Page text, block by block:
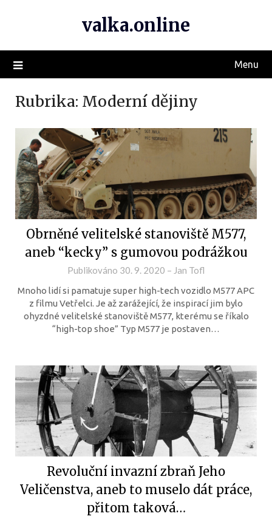
valka.online
Menu
Rubrika: Moderní dějiny
Obrněné velitelské stanoviště M577,
aneb “kecky” s gumovou podrážkou
Publikováno 30. 9. 2020 – Jan Tofl
Mnoho lidí si pamatuje super high-tech vozidlo M577 APC
z filmu Vetřelci. Je až zarážející, že inspirací jim bylo
ohyzdné velitelské stanoviště M577, kterému se říkalo
“high-top shoe” Typ M577 je postaven…
Revoluční invazní zbraň Jeho
Veličenstva, aneb to muselo dát práce,
přitom taková…